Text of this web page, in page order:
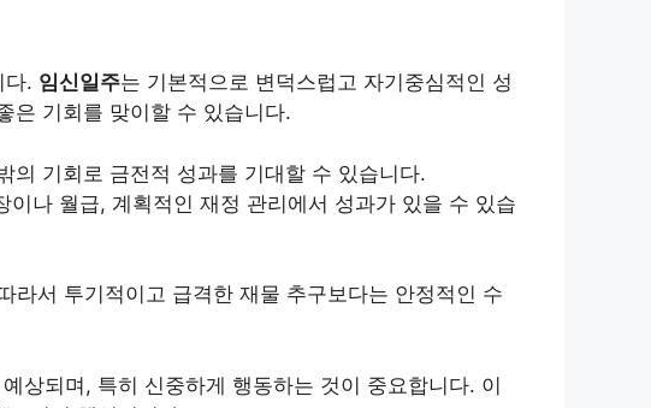
다. 임신일주는 기본적으로 변덕스럽고 자기중심적인 성
은 기회를 맞이할 수 있습니다.
의 기회로 금전적 성과를 기대할 수 있습니다.
나 월급, 계획적인 재정 관리에서 성과가 있을 수 있습
라서 투기적이고 급격한 재물 추구보다는 안정적인 수
상되며, 특히 신중하게 행동하는 것이 중요합니다. 이